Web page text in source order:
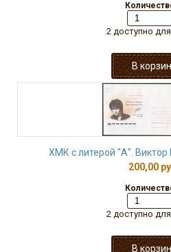
2 доступно
ХМК с литерой "А". Виктор
200,00
2 доступно